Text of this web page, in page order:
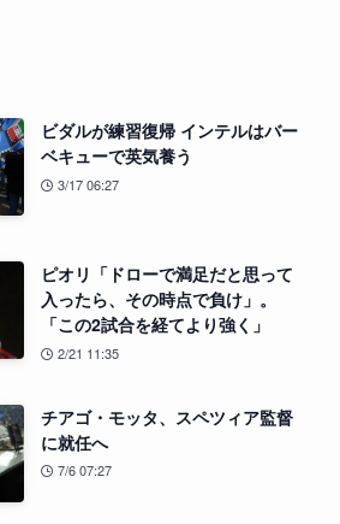
ビダルが練習復帰 インテルはバー
ベキューで英気養う
3/17 06:27
ピオリ「ドローで満足だと思って
入ったら、その時点で負け」。
「この2試合を経てより強く」
2/21 11:35
チアゴ・モッタ、スペツィア監督
に就任へ
7/6 07:27